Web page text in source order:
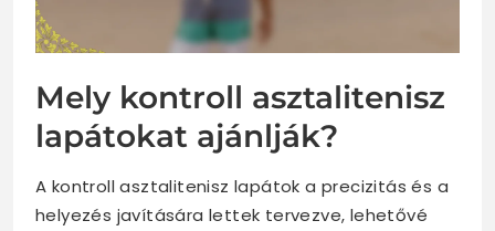
Mely kontroll asztalitenisz
lapátokat ajánlják?
A kontroll asztalitenisz lapátok a precizitás és a
helyezés javítására lettek tervezve, lehetővé